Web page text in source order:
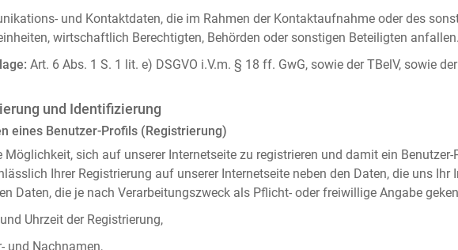
und Kontaktdaten, die im Rahmen der Kontaktaufnahme oder des
wirtschaftlich Berechtigten, Behörden oder sonstigen Beteiligten anfallen.
Art. 6 Abs. 1 S. 1 lit. e) DSGVO i.V.m. § 18 ff. GwG, sowie der TBelV, sowie
und Identifizierung
eines Benutzer-Profils (Registrierung)
Möglichkeit, sich auf unserer Internetseite zu registrieren und damit ein
Ihrer Registrierung auf unserer Internetseite neben den Daten, die uns
Daten, die je nach Verarbeitungszweck als Pflicht- oder freiwillige Angabe
Uhrzeit der Registrierung,
und Nachnamen,